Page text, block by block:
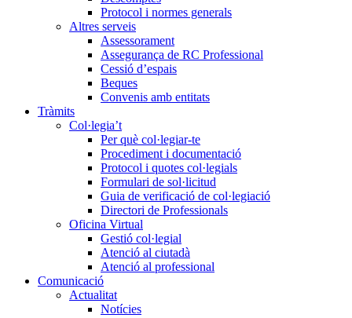
Protocol i normes generals
Altres serveis
Assessorament
Assegurança de RC Professional
Cessió d’espais
Beques
Convenis amb entitats
Tràmits
Col·legia’t
Per què col·legiar-te
Procediment i documentació
Protocol i quotes col·legials
Formulari de sol·licitud
Guia de verificació de col·legiació
Directori de Professionals
Oficina Virtual
Gestió col·legial
Atenció al ciutadà
Atenció al professional
Comunicació
Actualitat
Notícies